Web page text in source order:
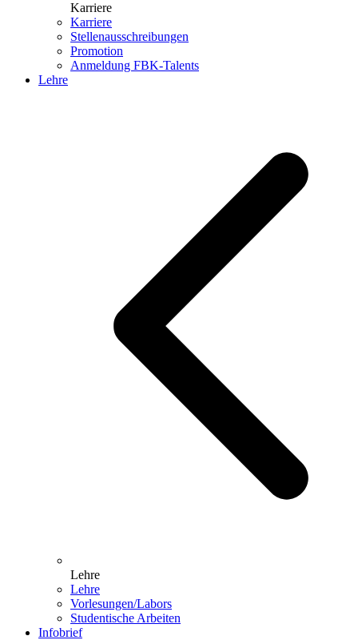
Karriere
Karriere
Stellenausschreibungen
Promotion
Anmeldung FBK-Talents
Lehre
Lehre
Lehre
Vorlesungen/Labors
Studentische Arbeiten
Infobrief